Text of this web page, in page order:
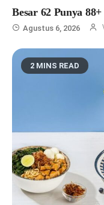
Besar 62 Punya
Agustus 6, 2026
2 MINS READ